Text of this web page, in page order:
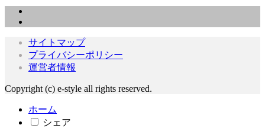
サイトマップ
プライバシーポリシー
運営者情報
Copyright (c) e-style all rights reserved.
ホーム
シェア